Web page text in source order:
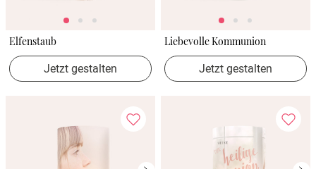
Elfenstaub
Jetzt gestalten
Liebevolle Kommunion
Jetzt gestalten